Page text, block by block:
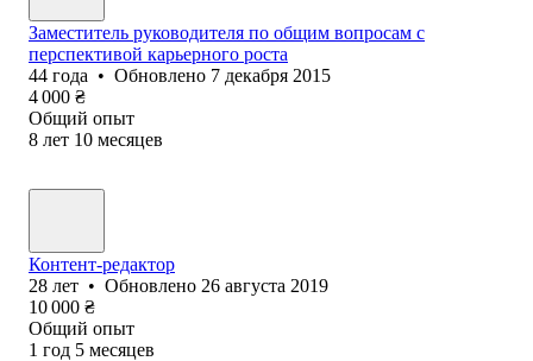
Заместитель руководителя по общим вопросам с
перспективой карьерного роста
44 года • Обновлено 7 декабря 2015
4 000 ₴
Общий опыт
8 лет 10 месяцев
Контент-редактор
28 лет • Обновлено 26 августа 2019
10 000 ₴
Общий опыт
1 год 5 месяцев